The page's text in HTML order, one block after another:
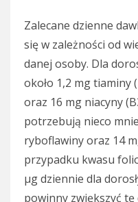
Zalecane dzienne
się w zależności od
danej osoby. Dla
około 1,2 mg tiaminy
oraz 16 mg niacyny
potrzebują nieco
ryboflawiny oraz 14
przypadku kwasu
µg dziennie dla
powinny zwiększyć